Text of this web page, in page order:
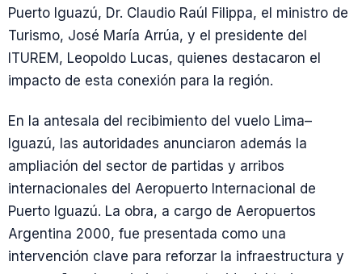
Puerto Iguazú, Dr. Claudio Raúl Filippa, el ministro de
Turismo, José María Arrúa, y el presidente del
ITUREM, Leopoldo Lucas, quienes destacaron el
impacto de esta conexión para la región.
En la antesala del recibimiento del vuelo Lima–
Iguazú, las autoridades anunciaron además la
ampliación del sector de partidas y arribos
internacionales del Aeropuerto Internacional de
Puerto Iguazú. La obra, a cargo de Aeropuertos
Argentina 2000, fue presentada como una
intervención clave para reforzar la infraestructura y